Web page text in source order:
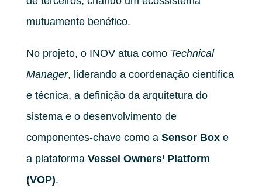
mutuamente benéfico.
No projeto, o INOV atua como Technical
Manager, liderando a coordenação científica
e técnica, a definição da arquitetura do
sistema e o desenvolvimento de
componentes-chave como a Sensor Boxe
a plataforma Vessel Owners’ Platform
(VOP).